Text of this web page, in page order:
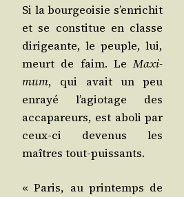
Si la bour­geoi­sie s’en­ri­chit
et se consti­tue en classe
diri­geante, le peuple, lui,
meurt de faim. LeMaxi­
mum, qui avait un peu
enrayé l’a­gio­tage des
acca­pa­reurs, est abo­li par
ceux-ci deve­nus les
maîtres tout-puissants.
« Paris, au prin­temps de